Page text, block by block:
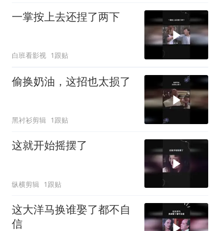
一掌按上去还捏了两下
白班看影视 1跟贴
偷换奶油，这招也太损了
黑衬衫剪辑 1跟贴
这就开始摇摆了
纵横剪辑 1跟贴
这大洋马换谁娶了都不自
信